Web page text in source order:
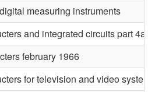
measuring instruments
and integrated circuits part 4a
february 1966
for television and video systems